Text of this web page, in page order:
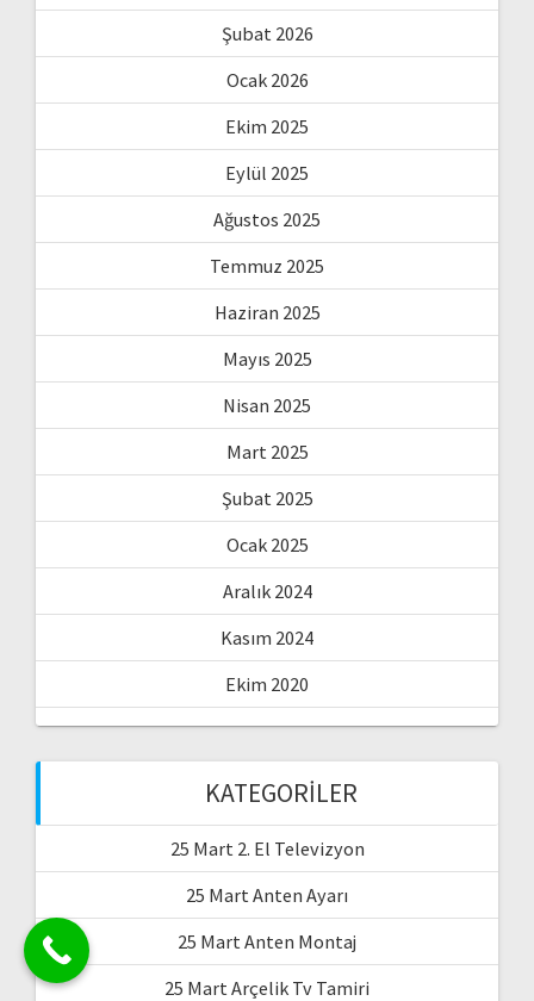
Şubat 2026
Ocak 2026
Ekim 2025
Eylül 2025
Ağustos 2025
Temmuz 2025
Haziran 2025
Mayıs 2025
Nisan 2025
Mart 2025
Şubat 2025
Ocak 2025
Aralık 2024
Kasım 2024
Ekim 2020
KATEGORILER
25 Mart 2. El Televizyon
25 Mart Anten Ayarı
25 Mart Anten Montaj
25 Mart Arçelik Tv Tamiri